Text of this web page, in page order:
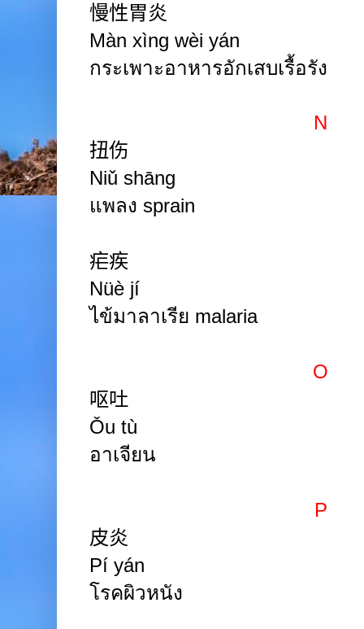
慢性胃炎
Màn xìng wèi yán
กระเพาะอาหารอักเสบเรื้อรัง
N
扭伤
Niǔ shāng
แพลง sprain
疟疾
Nüè jí
ไข้มาลาเรีย malaria
O
呕吐
Ǒu tù
อาเจียน
P
皮炎
Pí yán
โรคผิวหนัง